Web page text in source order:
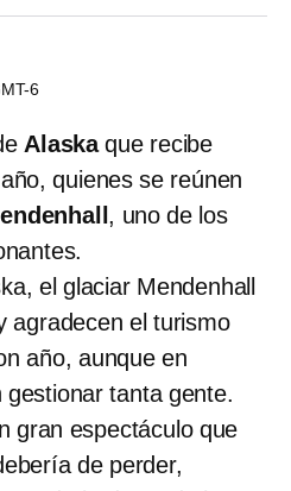
6
Alaskaque recibe
quienes se reúnen
, uno de los
el glaciar Mendenhall
agradecen el turismo
año, aunque en
tanta gente.
gran espectáculo que
de perder,